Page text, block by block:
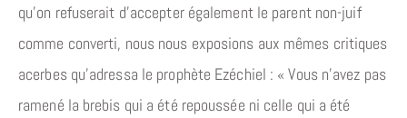
qu’on refuserait d’accepter également le parent non-juif
comme converti, nous nous exposions aux mêmes critiques
acerbes qu’adressa le prophète Ezéchiel : « Vous n’avez pas
ramené la brebis qui a été repoussée ni celle qui a été